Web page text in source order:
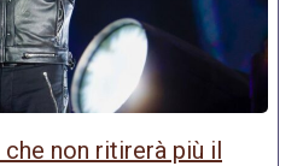
non ritirerà più il